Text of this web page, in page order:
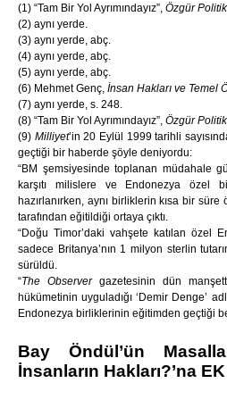
(1) “Tam Bir Yol Ayrımındayız”, Özgür
(2) aynı yerde.
(3) aynı yerde, abç.
(4) aynı yerde, abç.
(5) aynı yerde, abç.
(6) Mehmet Genç, İnsan Hakları ve Temel
(7) aynı yerde, s. 248.
(8) “Tam Bir Yol Ayrımındayız”, Özgür
(9) Milliyet’in 20 Eylül 1999 tarihli
geçtiği bir haberde şöyle deniyordu:
“BM şemsiyesinde toplanan müdahale
karşıtı milislere ve Endonezya özel
hazırlanırken, aynı birliklerin kısa bir
tarafından eğitildiği ortaya çıktı.
“Doğu Timor’daki vahşete katılan özel
sadece Britanya’nın 1 milyon sterlin
sürüldü.
“The Observergazetesinin dün
hükümetinin uyguladığı ‘Demir Denge’
Endonezya birliklerinin eğitimden geçtiği
Bay Öndül’ün
İnsanların Hakları?’na EK